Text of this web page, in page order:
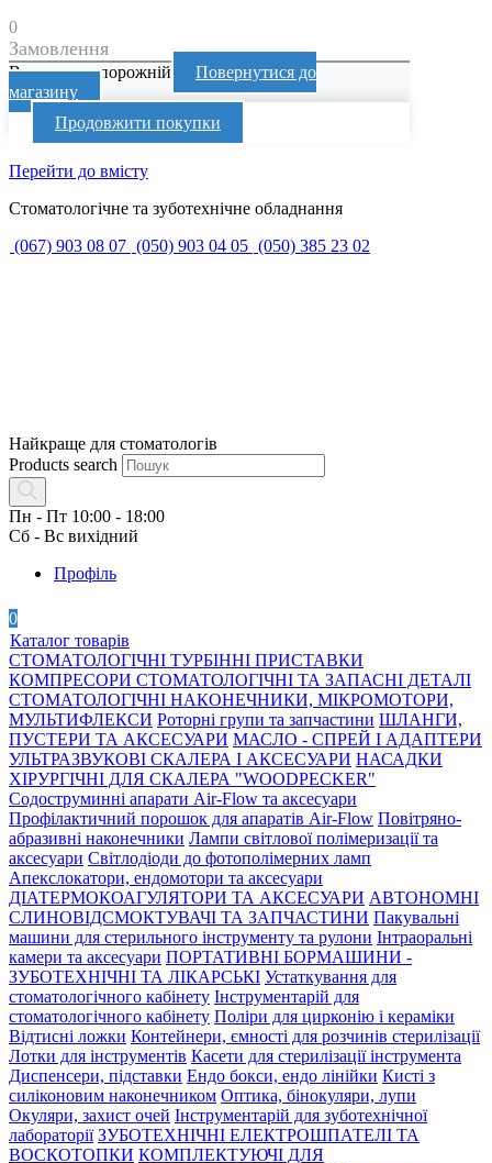
0
Замовлення
Ваш кошик порожній
Повернутися до
магазину
Продовжити покупки
Перейти до вмісту
Стоматологічне та зуботехнічне обладнання
(067) 903 08 07 (050) 903 04 05 (050) 385 23 02
Найкраще для стоматологів
Products search
Пн - Пт 10:00 - 18:00
Сб - Вс вихідний
Профіль
0
Каталог товарів
СТОМАТОЛОГІЧНІ ТУРБІННІ ПРИСТАВКИ
КОМПРЕСОРИ СТОМАТОЛОГІЧНІ ТА ЗАПАСНІ ДЕТАЛІ
СТОМАТОЛОГІЧНІ НАКОНЕЧНИКИ, МІКРОМОТОРИ,
МУЛЬТИФЛЕКСИ Роторні групи та запчастини ШЛАНГИ,
ПУСТЕРИ ТА АКСЕСУАРИ МАСЛО - СПРЕЙ І АДАПТЕРИ
УЛЬТРАЗВУКОВІ СКАЛЕРА І АКСЕСУАРИ НАСАДКИ
ХІРУРГІЧНІ ДЛЯ СКАЛЕРА "WOODPECKER"
Содоструминні апарати Air-Flow та аксесуари
Профілактичний порошок для апаратів Air-Flow Повітряно-
абразивні наконечники Лампи світлової полімеризації та
аксесуари Світлодіоди до фотополімерних ламп
Апекслокатори, ендомотори та аксесуари
ДІАТЕРМОКОАГУЛЯТОРИ ТА АКСЕСУАРИ АВТОНОМНІ
СЛИНОВІДСМОКТУВАЧІ ТА ЗАПЧАСТИНИ Пакувальні
машини для стерильного інструменту та рулони Інтраоральні
камери та аксесуари ПОРТАТИВНІ БОРМАШИНИ -
ЗУБОТЕХНІЧНІ ТА ЛІКАРСЬКІ Устаткування для
стоматологічного кабінету Інструментарій для
стоматологічного кабінету Поліри для цирконію і кераміки
Відтисні ложки Контейнери, ємності для розчинів стерилізації
Лотки для інструментів Касети для стерилізації інструмента
Диспенсери, підставки Ендо бокси, ендо лінійки Кисті з
силіконовим наконечником Оптика, бінокуляри, лупи
Окуляри, захист очей Інструментарій для зуботехнічної
лабораторії ЗУБОТЕХНІЧНІ ЕЛЕКТРОШПАТЕЛІ ТА
ВОСКОТОПКИ КОМПЛЕКТУЮЧІ ДЛЯ